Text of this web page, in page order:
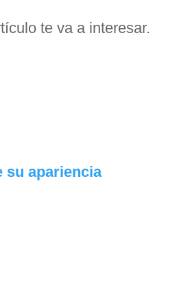
te va a interesar.
su apariencia